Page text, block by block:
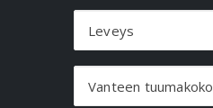
Leveys
Vanteen tuumakoko